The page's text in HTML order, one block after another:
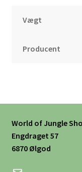
Vægt
Producent
World of Jungle
Engdraget 57
6870 Ølgod